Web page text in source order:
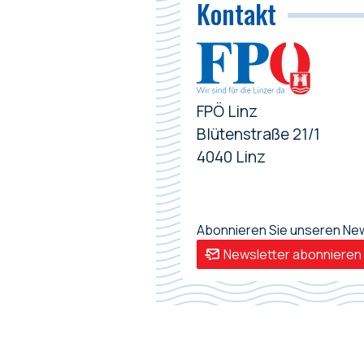
Kontakt
FPÖ Linz
Blütenstraße 21/1
4040 Linz
Abonnieren Sie unseren
Newsletter abonnieren